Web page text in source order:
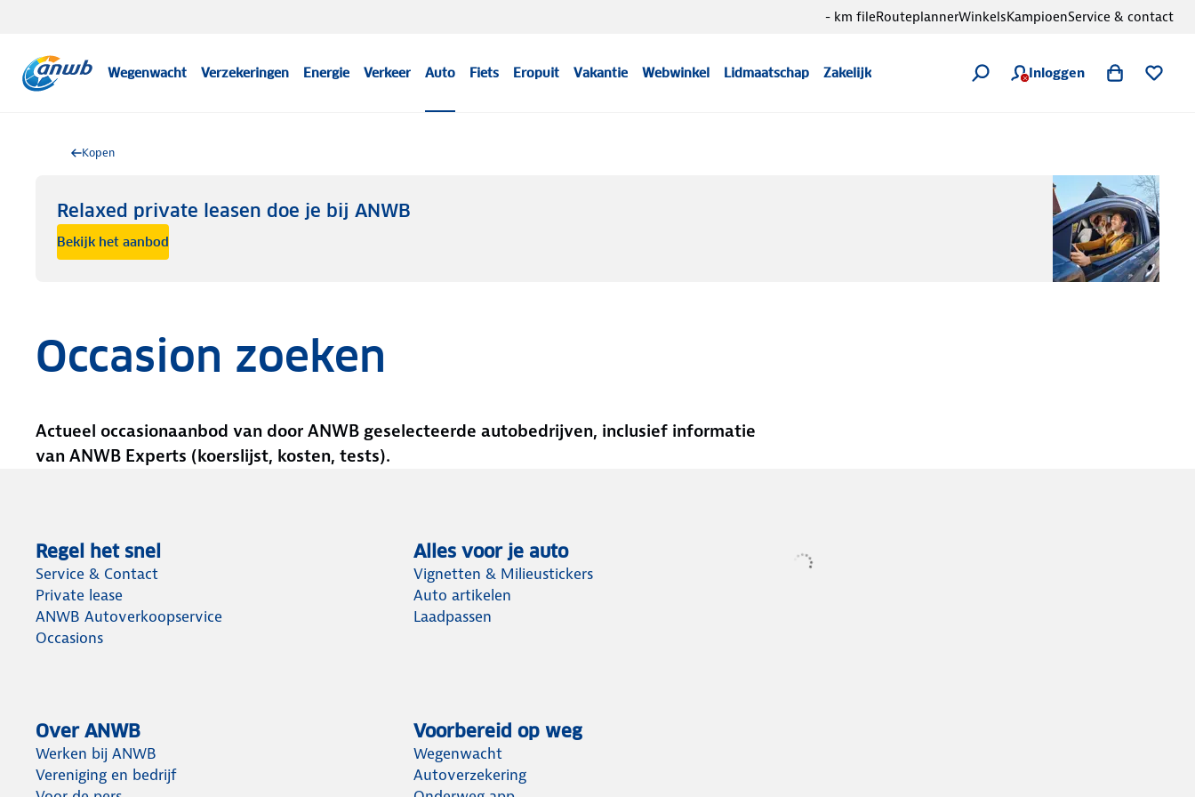
Wegenwacht Verzekeringen Energie Verkeer Auto Fiets Eropuit Vakantie Webwinkel Lidmaatschap Zakelijk Inloggen
- km fileRouteplannerWinkelsKampioenService & contact
Kopen
Relaxed private leasen doe je bij ANWB
Bekijk het aanbod
Occasion zoeken
Actueel occasionaanbod van door ANWB geselecteerde autobedrijven, inclusief informatie
van ANWB Experts (koerslijst, kosten, tests).
Regel het snel
Service & Contact
Private lease
ANWB Autoverkoopservice
Occasions
Alles voor je auto
Vignetten & Milieustickers
Auto artikelen
Laadpassen
Over ANWB
Werken bij ANWB
Vereniging en bedrijf
Voorbereid op weg
Wegenwacht
Autoverzekering